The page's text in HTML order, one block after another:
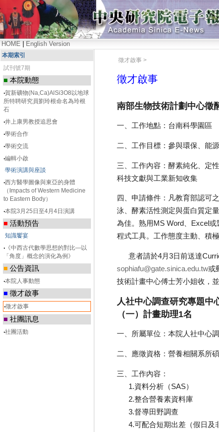
HOME English Version
本期索引
試刊號7期
■ 本院動態
‧賀新礦物(Na,Ca)AlSi3O8以地球
所特聘研究員劉玲根命名為玲根
石
‧井上康男教授追思會
‧學術合作
‧學術交流
‧編輯小啟
學術演講與座談
‧西方醫學圖像與東亞的身體
（Impacts of Western Medicine
to Eastern Body）
‧本院3月25日至4月4日演講
■ 活動預告
知識饗宴
‧ 《中西古代數學思想的對比—以
「角度」概念的演化為例》
■ 公告資訊
‧本院人事動態
■ 徵才啟事
‧徵才啟事
■ 社團訊息
‧社團活動
徵才啟事 >
徵才啟事
南部生物技術計劃中心徵
一、工作地點：台南科學園區
二、工作目標：參與環保、能
三、工作內容：酵素純化、定
科技文獻與工業新知收集
四、申請條件：凡教育部認可
泳、酵素活性測定與蛋白質定
為佳。熟用MS Word、Excel
程式工具。工作態度主動、積
意者請於4月3日前送達
sophiafu@gate.sinica.edu.tw或
技術計畫中心傅士芳小姐收，
人社中心調查研究專題中
（一）計畫助理1名
一、所屬單位：本院人社中心
二、應徵資格：營養相關系所
三、工作內容：
1.資料分析（SAS）
2.整合營養素資料庫
3.督導田野調查
4.可配合短期出差（假日及